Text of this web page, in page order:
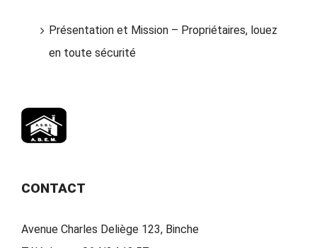
Présentation et Mission – Propriétaires, louez
en toute sécurité
CONTACT
Avenue Charles Deliège 123, Binche